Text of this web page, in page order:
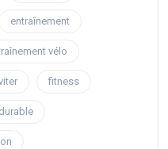
entraînement
vélo
fitness